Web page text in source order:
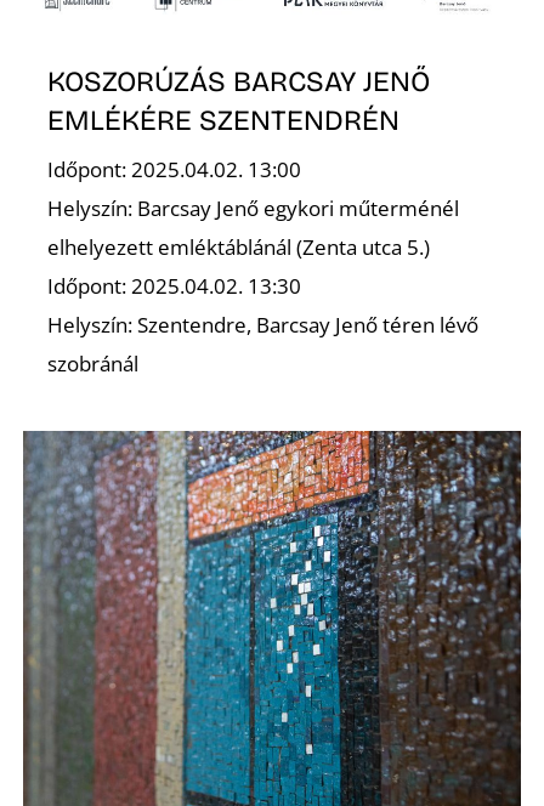
KOSZORÚZÁS BARCSAY JENŐ
EMLÉKÉRE SZENTENDRÉN
Időpont: 2025.04.02. 13:00
Helyszín: Barcsay Jenő egykori műterménél
elhelyezett emléktáblánál (Zenta utca 5.)
Időpont: 2025.04.02. 13:30
Helyszín: Szentendre, Barcsay Jenő téren lévő
szobránál